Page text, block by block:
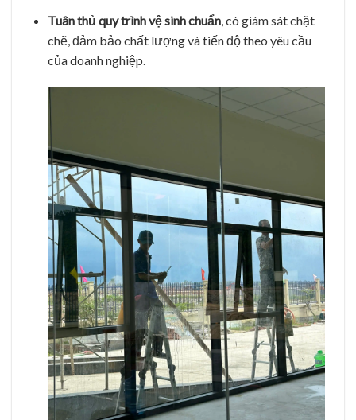
Tuân thủ quy trình vệ sinh chuẩn, có giám sát chặt
chẽ, đảm bảo chất lượng và tiến độ theo yêu cầu
của doanh nghiệp.